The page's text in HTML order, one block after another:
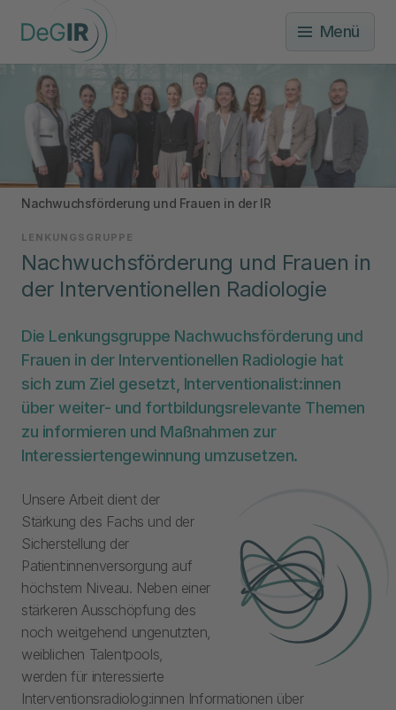
Menü
Nachwuchsförderung und Frauen in der IR
LENKUNGSGRUPPE
Nachwuchsförderung und Frauen in
der Interventionellen Radiologie
Die Lenkungsgruppe Nachwuchsförderung und
Frauen in der Interventionellen Radiologie hat
sich zum Ziel gesetzt, Interventionalist:innen
über weiter- und fortbildungsrelevante Themen
zu informieren und Maßnahmen zur
Interessiertengewinnung umzusetzen.
Unsere Arbeit dient der
Stärkung des Fachs und der
Sicherstellung der
Patient:innenversorgung auf
höchstem Niveau. Neben einer
stärkeren Ausschöpfung des
noch weitgehend ungenutzten,
weiblichen Talentpools,
werden für interessierte
Interventionsradiolog:innen Informationen über